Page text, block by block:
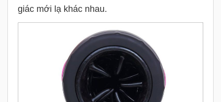
giác mới lạ khác nhau.